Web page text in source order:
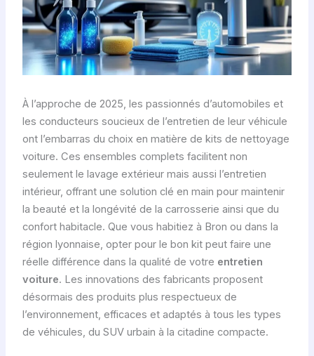
À l’approche de 2025, les passionnés d’automobiles et
les conducteurs soucieux de l’entretien de leur véhicule
ont l’embarras du choix en matière de kits de nettoyage
voiture. Ces ensembles complets facilitent non
seulement le lavage extérieur mais aussi l’entretien
intérieur, offrant une solution clé en main pour maintenir
la beauté et la longévité de la carrosserie ainsi que du
confort habitacle. Que vous habitiez à Bron ou dans la
région lyonnaise, opter pour le bon kit peut faire une
réelle différence dans la qualité de votre entretien
voiture. Les innovations des fabricants proposent
désormais des produits plus respectueux de
l’environnement, efficaces et adaptés à tous les types
de véhicules, du SUV urbain à la citadine compacte.